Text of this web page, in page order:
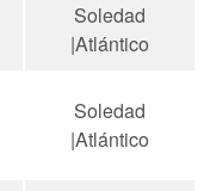
Soledad
|Atlántico
Soledad
|Atlántico